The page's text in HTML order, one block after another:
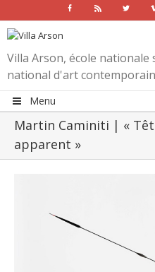
Facebook Rss Twitter
Villa Arson, école
national d'art contemporain
Menu
Martin Caminiti | «
apparent »